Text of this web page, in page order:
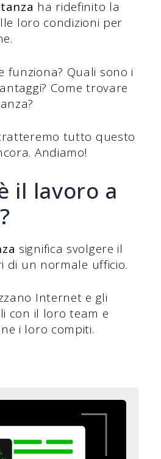
ha ridefinito la
loro condizioni per
funziona? Quali sono i
Come trovare
tutto questo
Andiamo!
il lavoro a
significa svolgere il
di un normale ufficio.
Internet e gli
con il loro team e
i loro compiti.